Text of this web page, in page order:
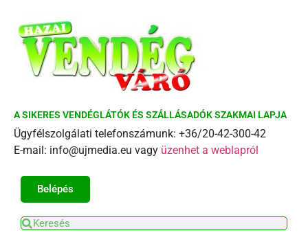
A SIKERES VENDÉGLÁTÓK ÉS SZÁLLÁSADÓK SZAKMAI LAPJA
Ügyfélszolgálati telefonszámunk: +36/20-42-300-42
E-mail: info@ujmedia.eu vagy üzenhet a weblapról
Belépés